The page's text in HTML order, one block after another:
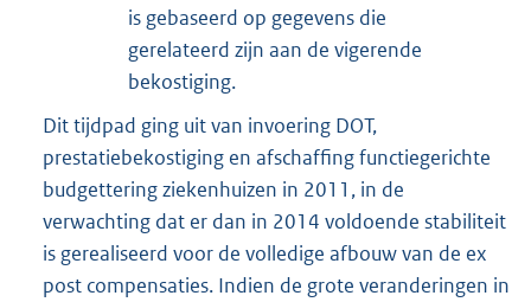
is gebaseerd op gegevens die
gerelateerd zijn aan de vigerende
bekostiging.
Dit tijdpad ging uit van invoering DOT,
prestatiebekostiging en afschaffing functiegerichte
budgettering ziekenhuizen in 2011, in de
verwachting dat er dan in 2014 voldoende stabiliteit
is gerealiseerd voor de volledige afbouw van de ex
post compensaties. Indien de grote veranderingen in